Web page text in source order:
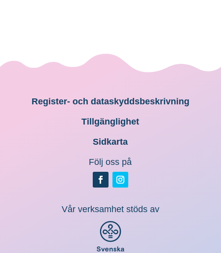
Register- och dataskyddsbeskrivning
Tillgänglighet
Sidkarta
Följ oss på
Vår verksamhet stöds av